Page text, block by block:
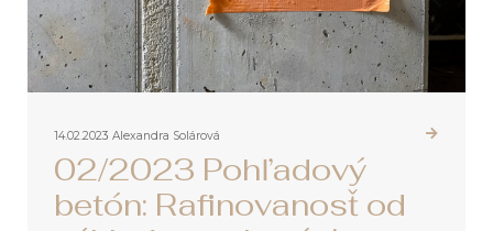
14.02.2023 Alexandra Solárová
02/2023 Pohľadový
betón: Rafinovanosť od